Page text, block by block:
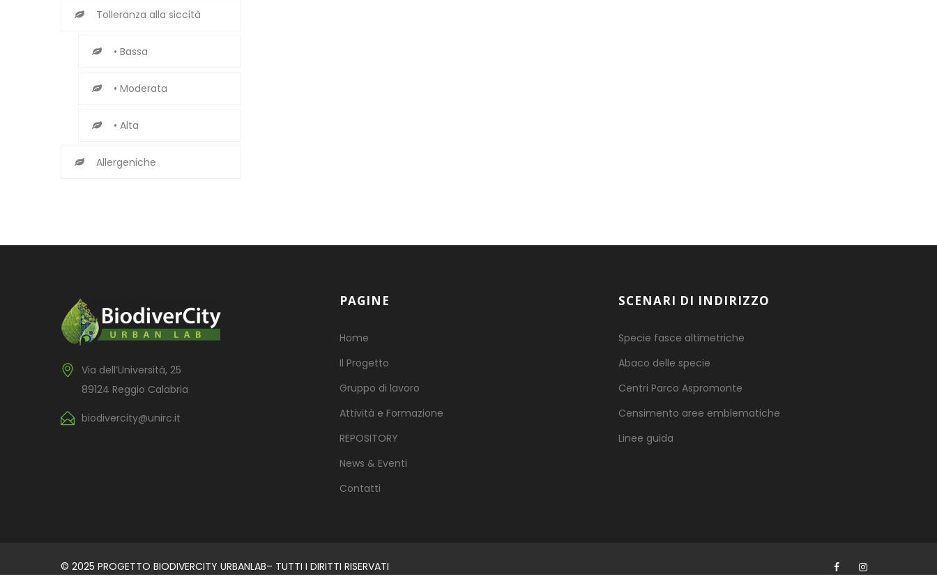
Tolleranza alla siccità
• Bassa
• Moderata
• Alta
Allergeniche
Via dell’Università, 25
89124 Reggio Calabria
biodivercity@unirc.it
PAGINE
Home
Il Progetto
Gruppo di lavoro
Attività e Formazione
REPOSITORY
News & Eventi
Contatti
SCENARI DI INDIRIZZO
Specie fasce altimetriche
Abaco delle specie
Centri Parco Aspromonte
Censimento aree emblematiche
Linee guida
© 2025 PROGETTO BIODIVERCITY URBANLAB– TUTTI I DIRITTI RISERVATI